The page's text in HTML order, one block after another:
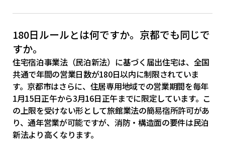
180日ルールとは何ですか。京都でも同じで
すか。
住宅宿泊事業法（民泊新法）に基づく届出住宅は、全国
共通で年間の営業日数が180日以内に制限されていま
す。京都市はさらに、住居専用地域での営業期間を毎年
1月15日正午から3月16日正午までに限定しています。こ
の上限を受けない形として旅館業法の簡易宿所許可があ
り、通年営業が可能ですが、消防・構造面の要件は民泊
新法より高くなります。